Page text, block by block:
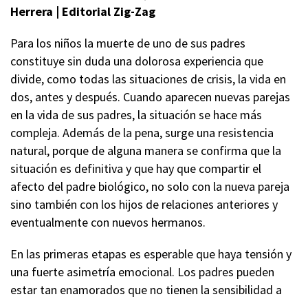
Herrera | Editorial Zig-Zag
Para los niños la muerte de uno de sus padres
constituye sin duda una dolorosa experiencia que
divide, como todas las situaciones de crisis, la vida en
dos, antes y después. Cuando aparecen nuevas parejas
en la vida de sus padres, la situación se hace más
compleja. Además de la pena, surge una resistencia
natural, porque de alguna manera se confirma que la
situación es definitiva y que hay que compartir el
afecto del padre biológico, no solo con la nueva pareja
sino también con los hijos de relaciones anteriores y
eventualmente con nuevos hermanos.
En las primeras etapas es esperable que haya tensión y
una fuerte asimetría emocional. Los padres pueden
estar tan enamorados que no tienen la sensibilidad a